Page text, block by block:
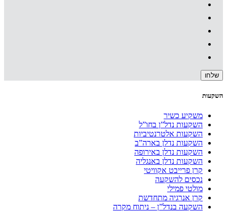
השקעות
משקיע כשיר
השקעות נדל”ן בחו”ל
השקעות אלטרנטיביות
השקעות נדלן בארה”ב
השקעות נדלן באירופה
השקעות נדלן באנגליה
קרן פרייבט אקוויטי
נכסים להשקעה
מולטי פמילי
קרן אנרגיה מתחדשת
השקעה בנדל”ן – ניתוח מקרה